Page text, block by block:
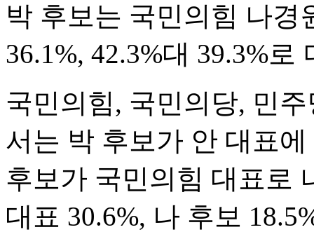
박 후보는 국민의힘 나경
36.1%, 42.3%대 39.3%
국민의힘, 국민의당, 민
서는 박 후보가 안 대표
후보가 국민의힘 대표로
대표 30.6%, 나 후보